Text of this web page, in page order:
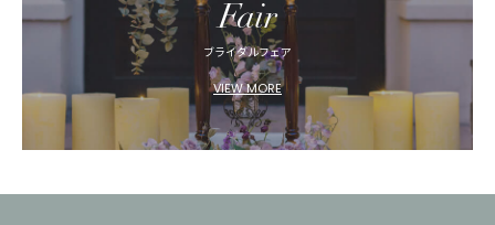
Fair
ブライダルフェア
VIEW MORE